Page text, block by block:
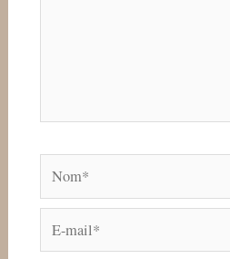
Nom*
E-
mail*